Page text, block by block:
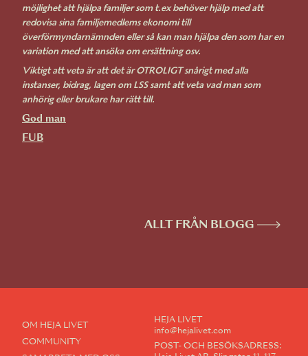
möjlighet att hjälpa familjer som t.ex behöver hjälp med att
redovisa sina familjemedlems ekonomi till
överförmyndarnämnden eller så kan man hjälpa den som har en
variation med att ansöka om ersättning osv.
Viktigt att veta är att det är OTROLIGT snårigt med alla
instanser, bidrag, lagen om LSS samt att veta vad man som
anhörig eller brukare har rätt till.
God man
FUB
ALLT FRÅN BLOGG
OM HEJA LIVET
COMMUNITY
HEJA LIVET
info@hejalivet.com
POST- OCH BESÖKSADRESS: